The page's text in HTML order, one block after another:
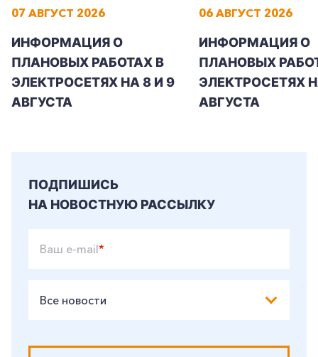
07 АВГУСТ 2026
ИНФОРМАЦИЯ О
ПЛАНОВЫХ РАБОТАХ В
ЭЛЕКТРОСЕТЯХ НА 8 И 9
АВГУСТА
06 АВГУСТ 2026
ИНФОРМАЦИЯ О
ПЛАНОВЫХ
ЭЛЕКТРОСЕТЯХ
АВГУСТА
ПОДПИШИСЬ
НА НОВОСТНУЮ РАССЫЛКУ
Ваш e-mail*
Все новости